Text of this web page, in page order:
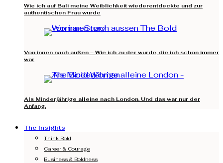
Wie ich auf Bali meine Weiblichkeit wiederentdeckte und zur
authentischen Frau wurde
Von innen nach außen – Wie ich zu der wurde, die ich schon immer
war
Als Minderjährige alleine nach London. Und das war nur der
Anfang.
The Insights
Think Bold
Career & Courage
Business & Boldness